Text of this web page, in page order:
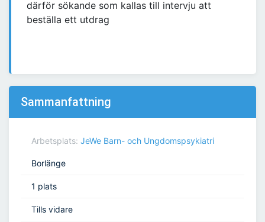
därför sökande som kallas till intervju att
beställa ett utdrag
Sammanfattning
Arbetsplats: JeWe Barn- och Ungdomspsykiatri
Borlänge
1 plats
Tills vidare